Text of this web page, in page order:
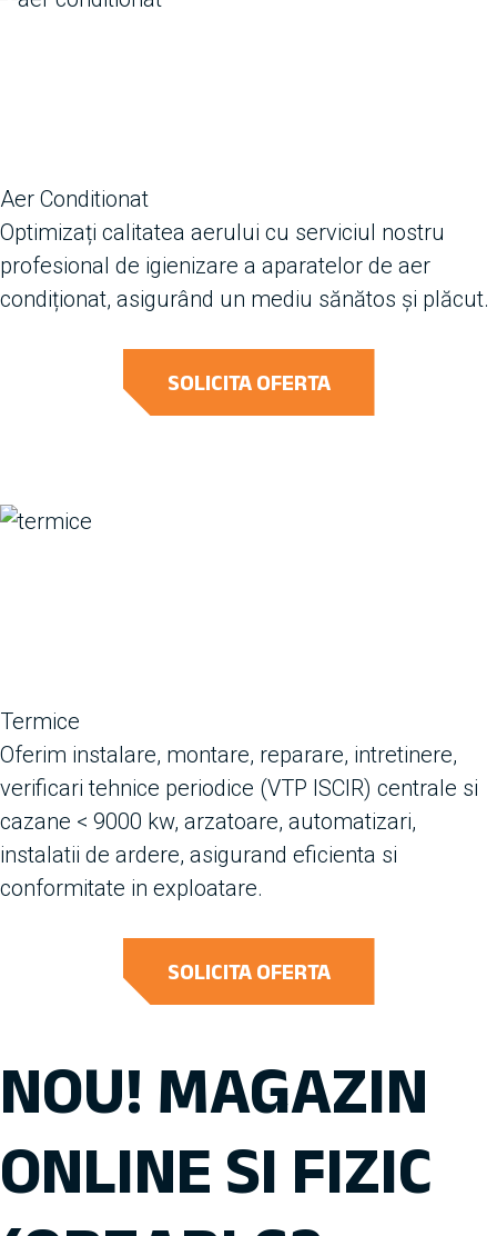
Aer Conditionat
Optimizați calitatea aerului cu serviciul nostru
profesional de igienizare a aparatelor de aer
condiționat, asigurând un mediu sănătos și plăcut.
SOLICITA OFERTA
Termice
Oferim instalare, montare, reparare, intretinere,
verificari tehnice periodice (VTP ISCIR) centrale si
cazane < 9000 kw, arzatoare, automatizari,
instalatii de ardere, asigurand eficienta si
conformitate in exploatare.
SOLICITA OFERTA
NOU! MAGAZIN
ONLINE SI FIZIC